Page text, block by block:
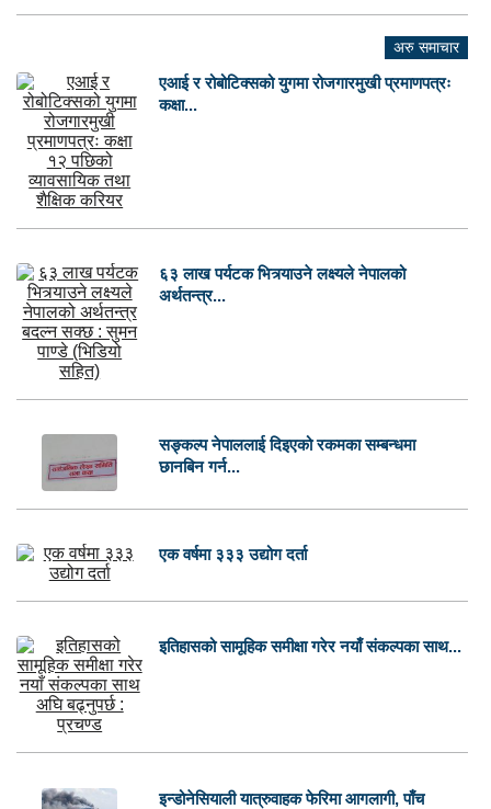
अरु समाचार
एआई र रोबोटिक्सको युगमा रोजगारमुखी प्रमाणपत्रः
कक्षा...
६३ लाख पर्यटक भित्र्याउने लक्ष्यले नेपालको
अर्थतन्त्र...
सङ्कल्प नेपाललाई दिइएको रकमका सम्बन्धमा
छानबिन गर्न...
एक वर्षमा ३३३ उद्योग दर्ता
इतिहासको सामूहिक समीक्षा गरेर नयाँ संकल्पका साथ...
इन्डोनेसियाली यात्रुवाहक फेरिमा आगलागी, पाँच